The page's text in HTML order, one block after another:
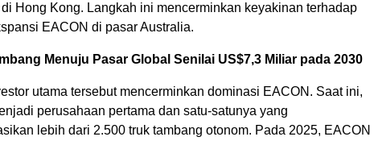
Hong Kong. Langkah ini mencerminkan keyakinan terhadap
EACON di pasar Australia.
Menuju Pasar Global Senilai US$7,3 Miliar pada 2030
utama tersebut mencerminkan dominasi EACON. Saat ini,
perusahaan pertama dan satu-satunya yang
lebih dari 2.500 truk tambang otonom. Pada 2025, EACON